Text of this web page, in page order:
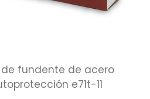
fundente de acero
e71t-11